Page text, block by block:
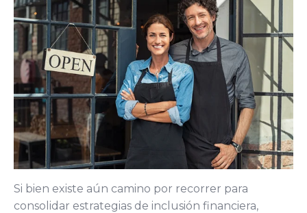
Si bien existe aún camino por recorrer para
consolidar estrategias de inclusión financiera,